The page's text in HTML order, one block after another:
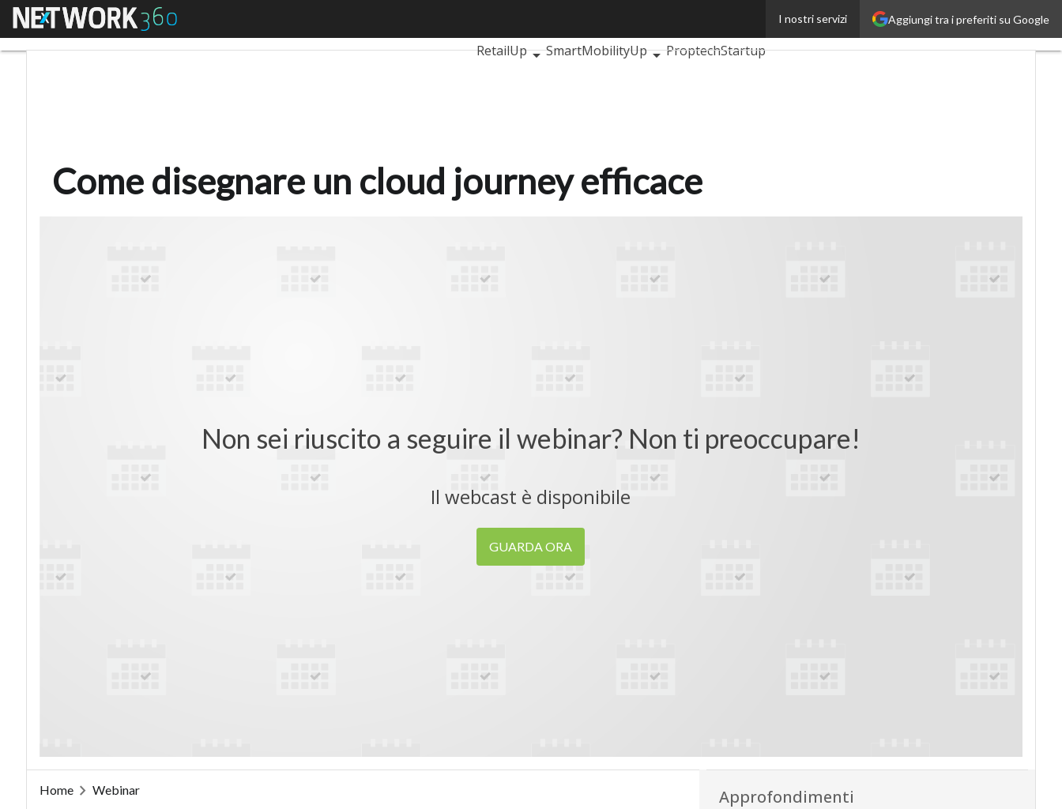
Aggiungi tra i preferiti su Google
I nostri servizi
Menu
InsuranceUp
RetailUp
SmartMobilityUp ProptechStartup
Come disegnare un cloud journey efficace
Non sei riuscito a seguire il webinar? Non ti preoccupare!
Il webcast è disponibile
GUARDA ORA
Home Webinar
Approfondimenti